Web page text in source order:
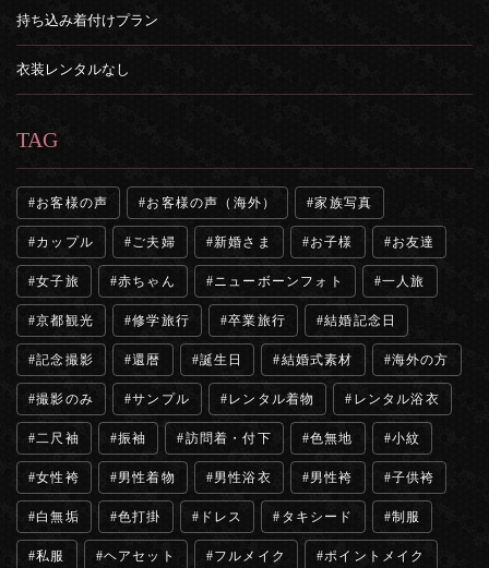
持ち込み着付けプラン
衣装レンタルなし
TAG
お客様の声 お客様の声（海外） 家族写真
カップル ご夫婦 新婚さま お子様 お友達
女子旅 赤ちゃん ニューボーンフォト 一人旅
京都観光 修学旅行 卒業旅行 結婚記念日
記念撮影 還暦 誕生日 結婚式素材 海外の方
撮影のみ サンプル レンタル着物 レンタル浴衣
二尺袖 振袖 訪問着・付下 色無地 小紋
女性袴 男性着物 男性浴衣 男性袴 子供袴
白無垢 色打掛 ドレス タキシード 制服
私服 ヘアセット フルメイク ポイントメイク